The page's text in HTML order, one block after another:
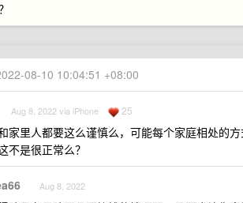
08-10 10:04:51 +08:00
Aug 8, 2022 via iPhone 25
里人都要这么谨慎么，可能每个家庭相处的
不是很正常么？
Aug 8, 2022